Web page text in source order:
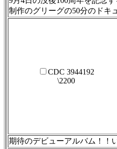
制作のグリーグの50分のドキ
CDC 3944192
\2200
期待のデビューアルバム！！